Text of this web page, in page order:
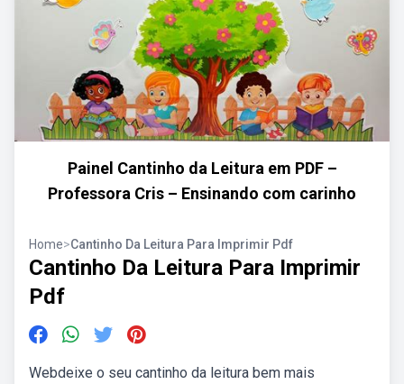
Painel Cantinho da Leitura em PDF –
Professora Cris – Ensinando com carinho
Home>Cantinho Da Leitura Para Imprimir Pdf
Cantinho Da Leitura Para Imprimir
Pdf
Webdeixe o seu cantinho da leitura bem mais